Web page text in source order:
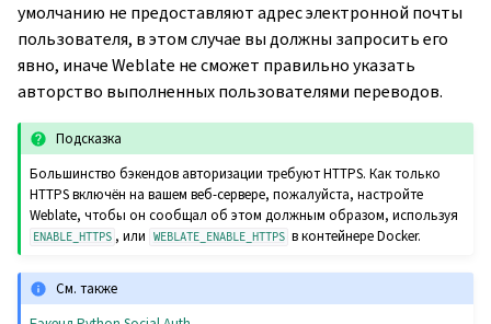
умолчанию не предоставляют адрес электронной почты
пользователя, в этом случае вы должны запросить его
явно, иначе Weblate не сможет правильно указать
авторство выполненных пользователями переводов.
Подсказка
Большинство бэкендов авторизации требуют HTTPS. Как только
HTTPS включён на вашем веб-сервере, пожалуйста, настройте
Weblate, чтобы он сообщал об этом должным образом, используя
ENABLE_HTTPS , или WEBLATE_ENABLE_HTTPS в контейнере Docker.
См. также